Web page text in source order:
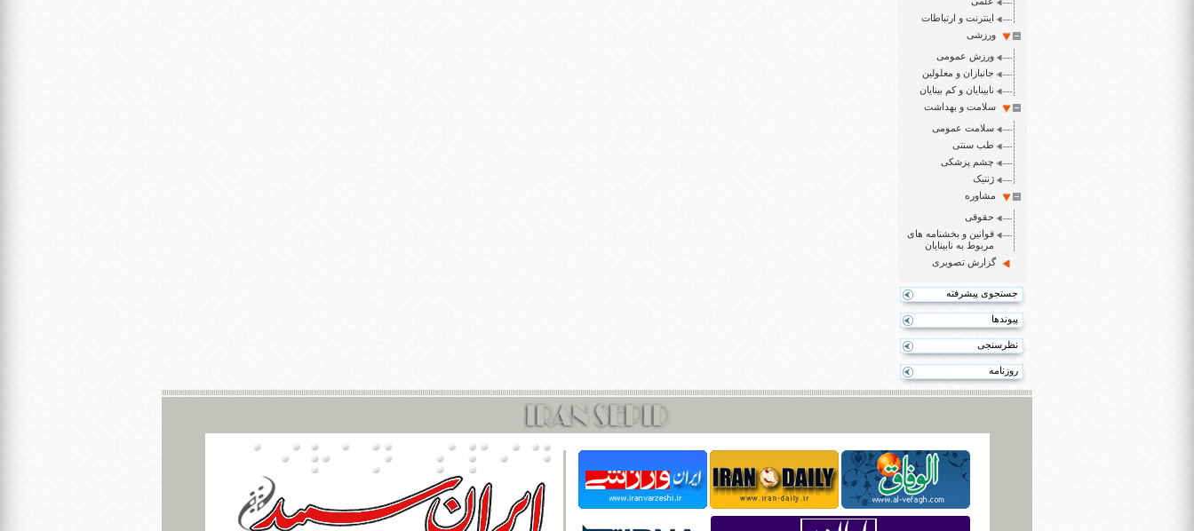
اینترنت و ارتباطات
ورزشی
ورزش عمومی
جانبازان و معلولین
نابینایان و کم بینایان
سلامت و بهداشت
سلامت عمومی
طب سنتی
چشم پزشکی
ژنتیک
مشاوره
حقوقی
قوانین و بخشنامه های
مربوط به نابینایان
گزارش تصویری
جستجوی پیشرفته
پیوندها
نظرسنجی
روزنامه